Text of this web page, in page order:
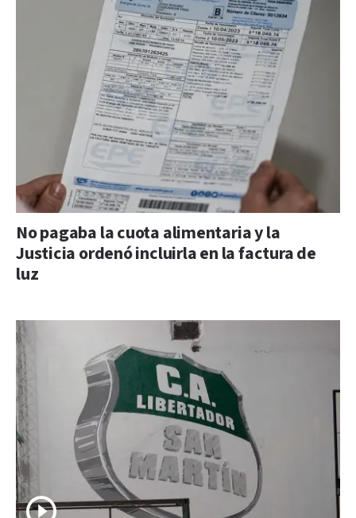
No pagaba la cuota alimentaria y la
Justicia ordenó incluirla en la factura de
luz